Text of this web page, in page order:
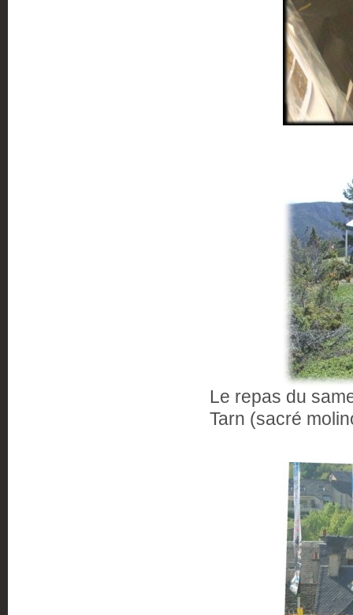
Le repas du
Tarn (sacré